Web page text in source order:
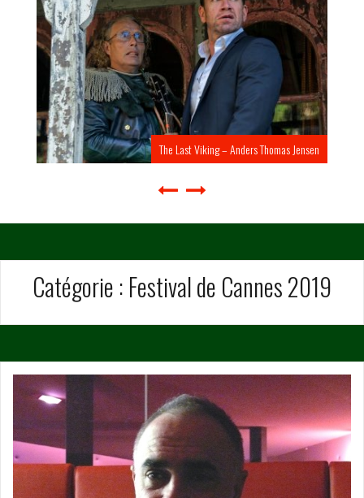
The Last Viking – Anders Thomas Jensen
Catégorie : Festival de Cannes 2019